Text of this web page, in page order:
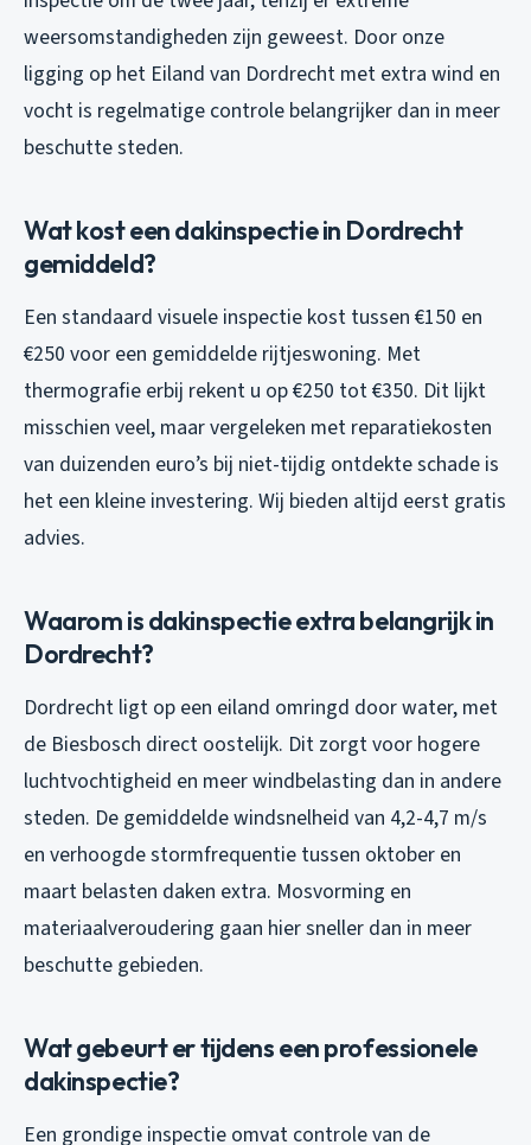
weersomstandigheden zijn geweest. Door onze
ligging op het Eiland van Dordrecht met extra wind en
vocht is regelmatige controle belangrijker dan in meer
beschutte steden.
Wat kost een dakinspectie in Dordrecht
gemiddeld?
Een standaard visuele inspectie kost tussen €150 en
€250 voor een gemiddelde rijtjeswoning. Met
thermografie erbij rekent u op €250 tot €350. Dit lijkt
misschien veel, maar vergeleken met reparatiekosten
van duizenden euro’s bij niet-tijdig ontdekte schade is
het een kleine investering. Wij bieden altijd eerst gratis
advies.
Waarom is dakinspectie extra belangrijk in
Dordrecht?
Dordrecht ligt op een eiland omringd door water, met
de Biesbosch direct oostelijk. Dit zorgt voor hogere
luchtvochtigheid en meer windbelasting dan in andere
steden. De gemiddelde windsnelheid van 4,2-4,7 m/s
en verhoogde stormfrequentie tussen oktober en
maart belasten daken extra. Mosvorming en
materiaalveroudering gaan hier sneller dan in meer
beschutte gebieden.
Wat gebeurt er tijdens een professionele
dakinspectie?
Een grondige inspectie omvat controle van de